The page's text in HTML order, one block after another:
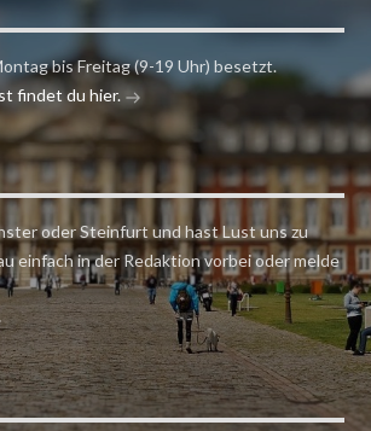
bis Freitag (9-19 Uhr) besetzt.
findet du hier.
oder Steinfurt und hast Lust uns zu
einfach in der Redaktion vorbei oder melde